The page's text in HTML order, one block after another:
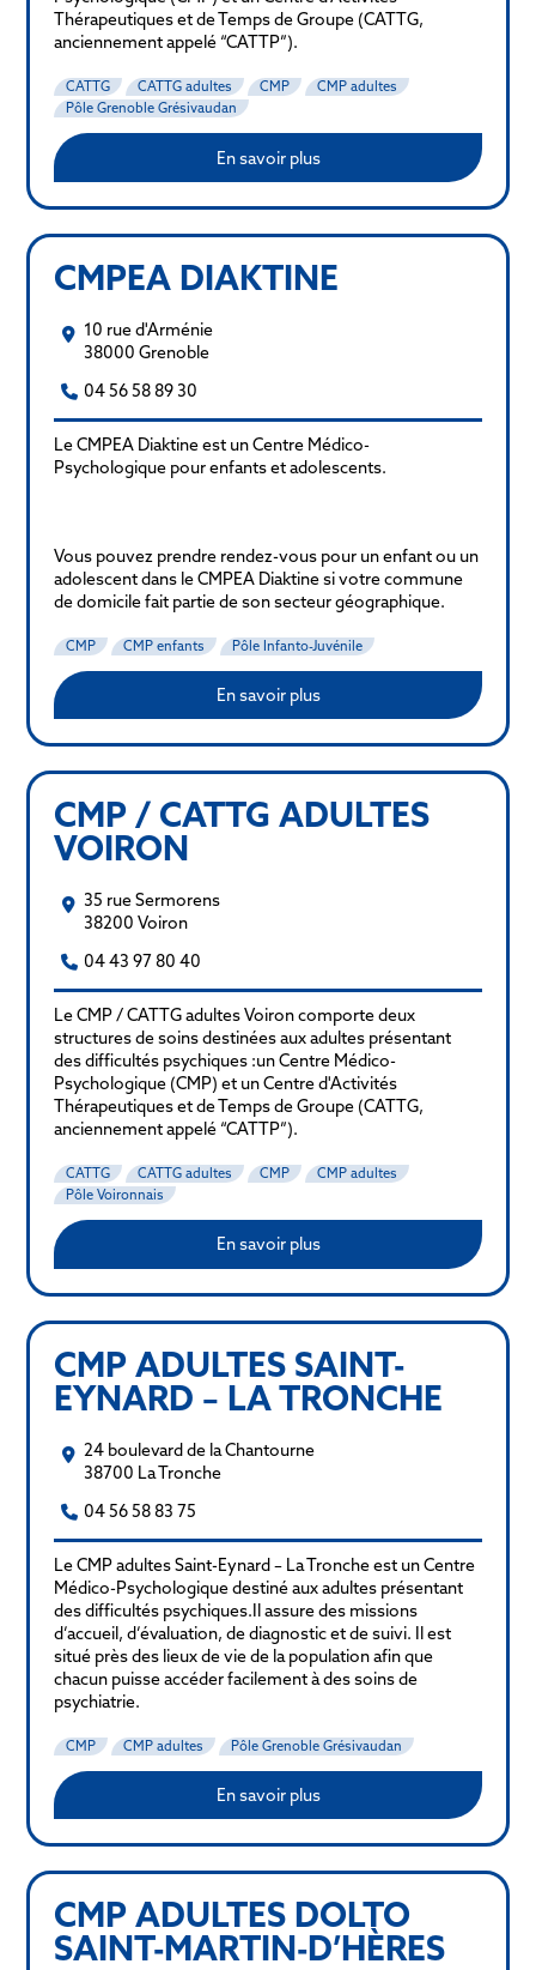
Thérapeutiques et de Temps de Groupe (CATTG,
anciennement appelé “CATTP”).
CATTG CATTG adultes CMP
CMP adultes
Pôle Grenoble Grésivaudan
En savoir plus
CMPEA DIAKTINE
10 rue d'Arménie
38000 Grenoble
04 56 58 89 30
Le CMPEA Diaktine est un Centre Médico-
Psychologique pour enfants et adolescents.
Vous pouvez prendre rendez-vous pour un enfant ou un
adolescent dans le CMPEA Diaktine si votre commune
de domicile fait partie de son secteur géographique.
CMP CMP enfants Pôle Infanto-Juvénile
En savoir plus
CMP / CATTG ADULTES
VOIRON
35 rue Sermorens
38200 Voiron
04 43 97 80 40
Le CMP / CATTG adultes Voiron comporte deux
structures de soins destinées aux adultes présentant
des difficultés psychiques :un Centre Médico-
Psychologique (CMP) et un Centre d'Activités
Thérapeutiques et de Temps de Groupe (CATTG,
anciennement appelé “CATTP”).
CATTG CATTG adultes CMP
CMP adultes
Pôle Voironnais
En savoir plus
CMP ADULTES SAINT-
EYNARD – LA TRONCHE
24 boulevard de la Chantourne
38700 La Tronche
04 56 58 83 75
Le CMP adultes Saint-Eynard – La Tronche est un Centre
Médico-Psychologique destiné aux adultes présentant
des difficultés psychiques.Il assure des missions
d’accueil, d’évaluation, de diagnostic et de suivi. Il est
situé près des lieux de vie de la population afin que
chacun puisse accéder facilement à des soins de
psychiatrie.
CMP CMP adultes Pôle Grenoble Grésivaudan
En savoir plus
CMP ADULTES DOLTO
SAINT-MARTIN-D’HÈRES